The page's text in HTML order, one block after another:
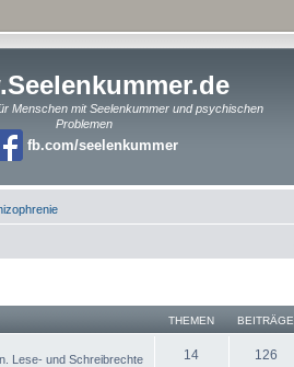
Menschen mit Seelenkummer und psychischen
Problemen
fb.com/seelenkummer
THEMEN BEITRÄGE
Lese- und Schreibrechte
14 126